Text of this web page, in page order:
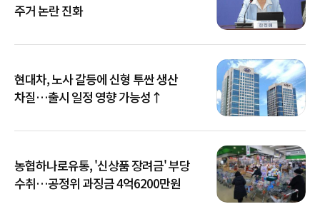
주거 논란 진화
현대차, 노사 갈등에 신형 투싼 생산
차질…출시 일정 영향 가능성↑
농협하나로유통, '신상품 장려금' 부당
수취…공정위 과징금 4억6200만원